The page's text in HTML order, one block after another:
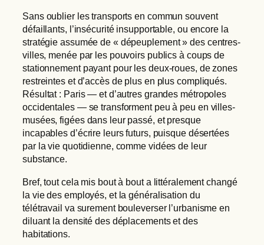
Sans oublier les transports en commun souvent
défaillants, l’insécurité insupportable, ou encore la
stratégie assumée de « dépeuplement » des centres-
villes, menée par les pouvoirs publics à coups de
stationnement payant pour les deux-roues, de zones
restreintes et d’accès de plus en plus compliqués.
Résultat : Paris — et d’autres grandes métropoles
occidentales — se transforment peu à peu en villes-
musées, figées dans leur passé, et presque
incapables d’écrire leurs futurs, puisque désertées
par la vie quotidienne, comme vidées de leur
substance.
Bref, tout cela mis bout à bout a littéralement changé
la vie des employés, et la généralisation du
télétravail va surement bouleverser l’urbanisme en
diluant la densité des déplacements et des
habitations.